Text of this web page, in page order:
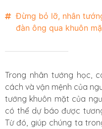
Đừng bỏ lỡ, nhân
đàn ông qua khuôn
Trong nhân tướng học,
cách và vận mệnh của
tướng khuôn mặt của
có thể dự báo được
Từ đó, giúp chúng ta